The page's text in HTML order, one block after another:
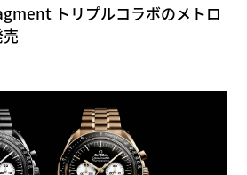
トリプルコラボのメトロ